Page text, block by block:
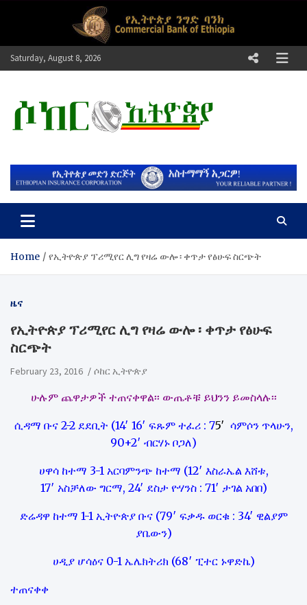
Saturday, August 8, 2026
ሶከር ኢትዮጵያ
Home የኢትዮጵያ ፕሪሚየር ሊግ የዛሬ ውሎ ፡ ቀጥታ የፅሁፍ ስርጭት
ዜና
የኢትዮጵያ ፕሪሚየር ሊግ የዛሬ ውሎ ፡ ቀጥታ የፅሁፍ
ስርጭት
February 23, 2016 ሶከር ኢትዮጵያ
ሁሉም ጨዋታዎች ተጠናቀዋል፡፡ ውጤቶቹ ይህንን ይመስላሉ፡፡
ሲዳማ ቡና 2-2 ደደቢት (14′ 16′ ፍጹም ተፈሪ : 75′ ሳምሶን ጥላሁን,
90+2′ ብርሃኑ ቦጋለ)
ሀዋሳ ከተማ 3-1 አርባምንጭ ከተማ (12′ እስራኤል እሸቱ,
17′ አስቻለው ግርማ, 24′ ደስታ ዮሃንስ : 71′ ታገል አበበ)
ድሬዳዋ ከተማ 1-1 ኢትዮጵያ ቡና (79′ ፍቃዱ ወርቁ : 34′ ዊልያም
ያቤውን)
ሀዲያ ሆሳዕና 0-1 ኤሌክትሪክ (68′ ፒተር ኑዋድኬ)
ተጠናቀቀ